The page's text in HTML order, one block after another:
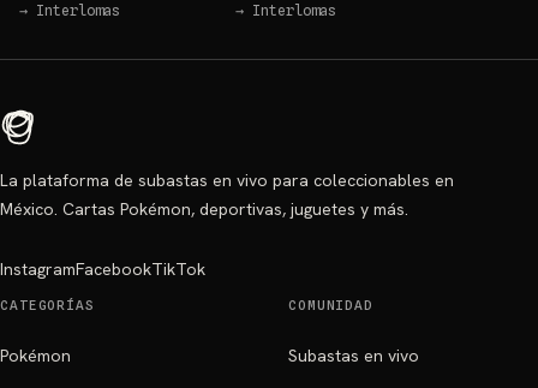
→ Interlomas
→ Interlomas
La plataforma de subastas en vivo para coleccionables en
México. Cartas Pokémon, deportivas, juguetes y más.
InstagramFacebookTikTok
CATEGORÍAS
Pokémon
COMUNIDAD
Subastas en vivo